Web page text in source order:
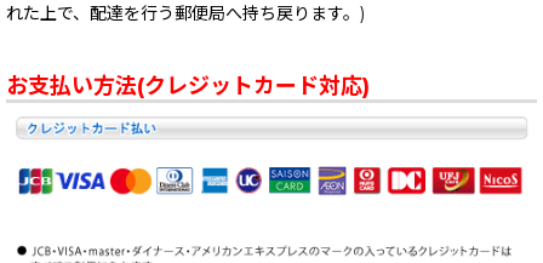
れた上で、配達を行う郵便局へ持ち戻ります。)
お支払い方法(クレジットカード対応)